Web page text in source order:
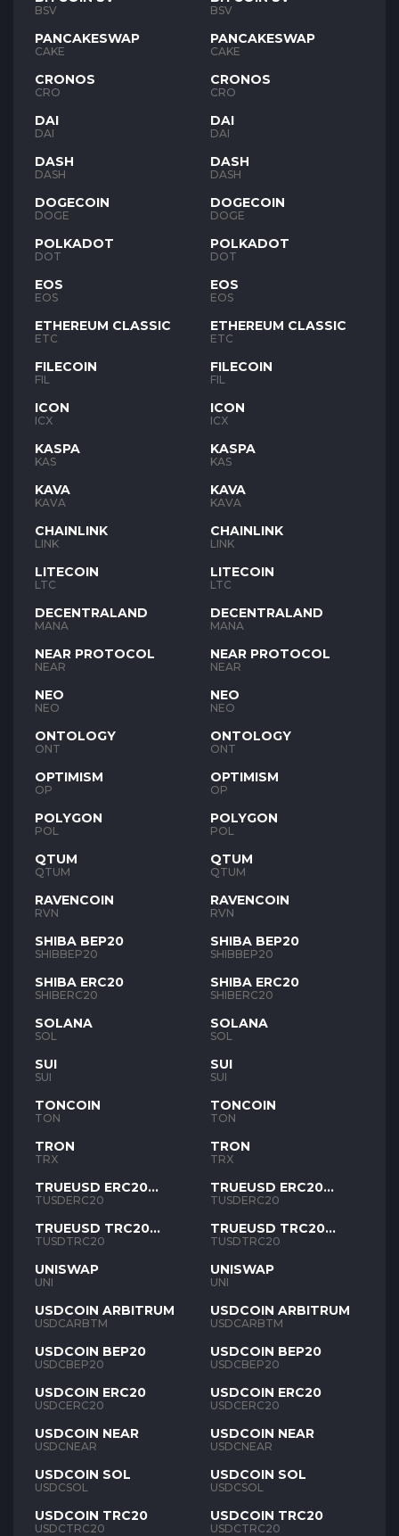
BSV
PANCAKESWAP
CAKE
CRONOS
CRO
DAI
DAI
DASH
DASH
DOGECOIN
DOGE
POLKADOT
DOT
EOS
EOS
ETHEREUM CLASSIC
ETC
FILECOIN
FIL
ICON
ICX
KASPA
KAS
KAVA
KAVA
CHAINLINK
LINK
LITECOIN
LTC
DECENTRALAND
MANA
NEAR PROTOCOL
NEAR
NEO
NEO
ONTOLOGY
ONT
OPTIMISM
OP
POLYGON
POL
QTUM
QTUM
RAVENCOIN
RVN
SHIBA BEP20
SHIBBEP20
SHIBA ERC20
SHIBERC20
SOLANA
SOL
SUI
SUI
TONCOIN
TON
TRON
TRX
TRUEUSD ERC20
TUSD
TUSDERC20
TRUEUSD TRC20
TUSD
TUSDTRC20
UNISWAP
UNI
USDCOIN ARBITRUM
USDCARBTM
USDCOIN BEP20
USDCBEP20
USDCOIN ERC20
USDCERC20
USDCOIN NEAR
USDCNEAR
USDCOIN SOL
USDCSOL
USDCOIN TRC20
USDCTRC20
BSV
PANCAKESWAP
CAKE
CRONOS
CRO
DAI
DAI
DASH
DASH
DOGECOIN
DOGE
POLKADOT
DOT
EOS
EOS
ETHEREUM CLASSIC
ETC
FILECOIN
FIL
ICON
ICX
KASPA
KAS
KAVA
KAVA
CHAINLINK
LINK
LITECOIN
LTC
DECENTRALAND
MANA
NEAR PROTOCOL
NEAR
NEO
NEO
ONTOLOGY
ONT
OPTIMISM
OP
POLYGON
POL
QTUM
QTUM
RAVENCOIN
RVN
SHIBA BEP20
SHIBBEP20
SHIBA ERC20
SHIBERC20
SOLANA
SOL
SUI
SUI
TONCOIN
TON
TRON
TRX
TRUEUSD ERC20
TUSD
TUSDERC20
TRUEUSD TRC20
TUSD
TUSDTRC20
UNISWAP
UNI
USDCOIN ARBITRUM
USDCARBTM
USDCOIN BEP20
USDCBEP20
USDCOIN ERC20
USDCERC20
USDCOIN NEAR
USDCNEAR
USDCOIN SOL
USDCSOL
USDCOIN TRC20
USDCTRC20